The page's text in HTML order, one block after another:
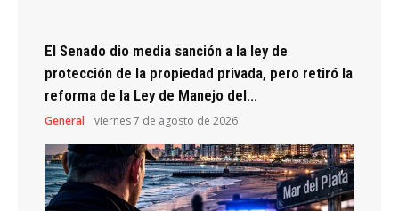
El Senado dio media sanción a la ley de
protección de la propiedad privada, pero retiró la
reforma de la Ley de Manejo del...
General viernes 7 de agosto de 2026